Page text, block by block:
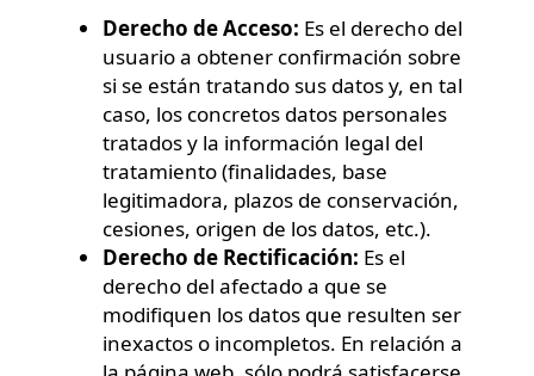
Derecho de Acceso: Es el derecho del
usuario a obtener confirmación sobre
si se están tratando sus datos y, en tal
caso, los concretos datos personales
tratados y la información legal del
tratamiento (finalidades, base
legitimadora, plazos de conservación,
cesiones, origen de los datos, etc.).
Derecho de Rectificación: Es el
derecho del afectado a que se
modifiquen los datos que resulten ser
inexactos o incompletos. En relación a